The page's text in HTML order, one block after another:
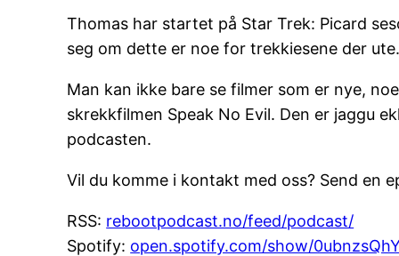
Thomas har startet på Star Trek: Picard
seg om dette er noe for trekkiesene der ute.
Man kan ikke bare se filmer som er nye,
skrekkfilmen Speak No Evil. Den er jaggu
podcasten.
Vil du komme i kontakt med oss? Send en
RSS: rebootpodcast.no/feed/podcast/
Spotify: open.spotify.com/show/